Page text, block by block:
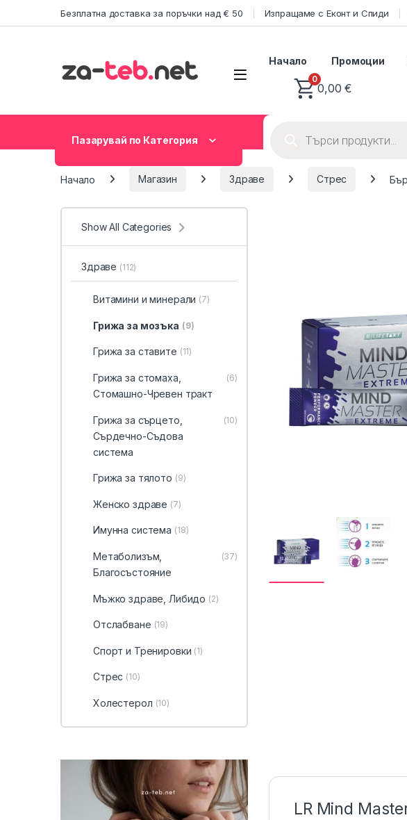
Безплатна доставка за поръчки над € 50 Изпращаме с Еконт и Спиди
Начало Промоции
0
0,00€
Пазарувай по Категория
Начало Магазин Здраве Стрес
LR Mind
Show All Categories
Здраве (112)
Витамини и минерали (7)
Грижа за мозъка (9)
Грижа за ставите (11)
Грижа за стомаха,
Стомашно-Чревен тракт
(6)
Грижа за сърцето,
Сърдечно-Съдова
система
(10)
Грижа за тялото (9)
Женско здраве (7)
Имунна система (18)
Метаболизъм,
Благосъстояние
(37)
Мъжко здраве, Либидо (2)
Отслабване (19)
Спорт и Тренировки (1)
Стрес (10)
Холестерол (10)